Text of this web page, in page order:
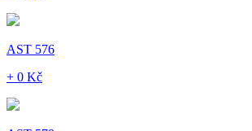
AST 576
+ 0 Kč